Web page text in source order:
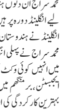
لیے انگلینڈ دورہ
ایجبسٹن، برمنگھم
بہترین کارکردگی